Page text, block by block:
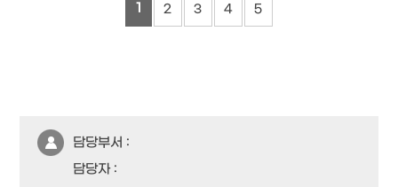
1 2 3 4 5
담당부서 :
담당자 :